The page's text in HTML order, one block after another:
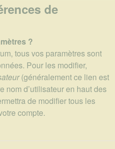
de
?
tous vos paramètres sont
Pour les modifier,
(généralement ce lien est
nom d’utilisateur en haut des
de modifier tous les
compte.